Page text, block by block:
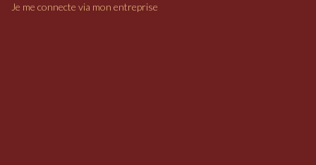
Je me connecte via mon entreprise